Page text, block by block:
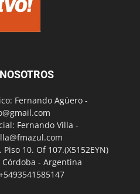
Fernando Agüero -
Fernando Villa -
10. Of 107.(X5152EYN)
Córdoba - Argentina